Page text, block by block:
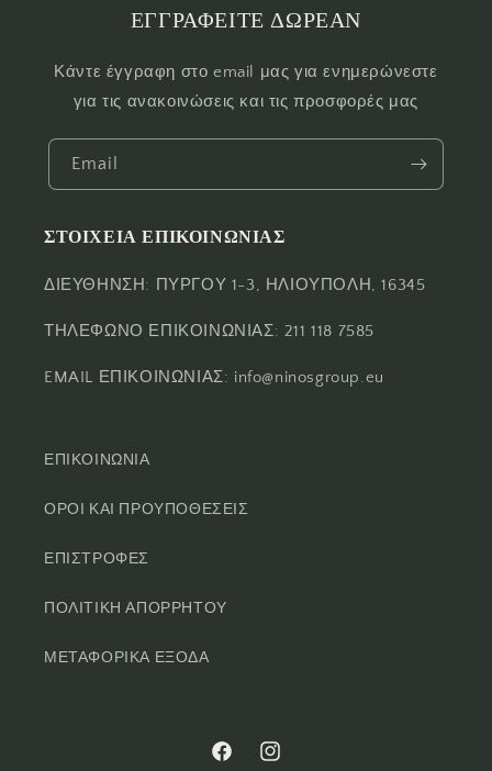
ΕΓΓΡΑΦΕΙΤΕ ΔΩΡΕΑΝ
Κάντε έγγραφη στο email μας για ενημερώνεστε
για τις ανακοινώσεις και τις προσφορές μας
Email
ΣΤΟΙΧΕΙΑ ΕΠΙΚΟΙΝΩΝΙΑΣ
ΔΙΕΥΘΗΝΣΗ: ΠΥΡΓΟΥ 1-3, ΗΛΙΟΥΠΟΛΗ, 16345
ΤΗΛΕΦΩΝΟ ΕΠΙΚΟΙΝΩΝΙΑΣ: 211 118 7585
EMAIL ΕΠΙΚΟΙΝΩΝΙΑΣ: info@ninosgroup.eu
ΕΠΙΚΟΙΝΩΝΙΑ
ΟΡΟΙ ΚΑΙ ΠΡΟΥΠΟΘΕΣΕΙΣ
ΕΠΙΣΤΡΟΦΕΣ
ΠΟΛΙΤΙΚΗ ΑΠΟΡΡΗΤΟΥ
ΜΕΤΑΦΟΡΙΚΑ ΕΞΟΔΑ
FacebookInstagram